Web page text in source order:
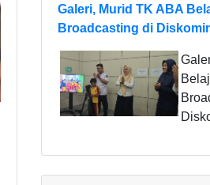
Galeri, Murid TK ABA
Broadcasting di